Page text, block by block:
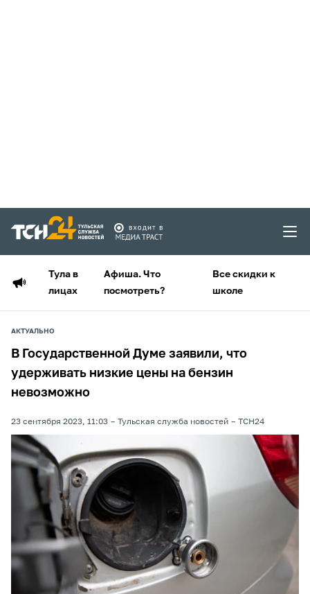
Тула в
лицах
Афиша. Что
посмотреть?
Все скидки к
школе
АКТУАЛЬНО
В Государственной Думе заявили, что
удерживать низкие цены на бензин
невозможно
23 сентября 2023, 11:03 Тульская служба новостей ТСН24